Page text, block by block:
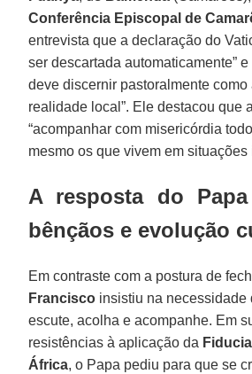
Conferência Episcopal de
entrevista que a declaração do
ser descartada automaticamente”
deve discernir pastoralmente
realidade local”. Ele destacou que
“acompanhar com misericórdia
mesmo os que vivem em situações
A resposta do
bênçãos e evolução
Em contraste com a postura de
Francisco insistiu na necessidade
escute, acolha e acompanhe. Em
resistências à aplicação da
África, o Papa pediu para que se